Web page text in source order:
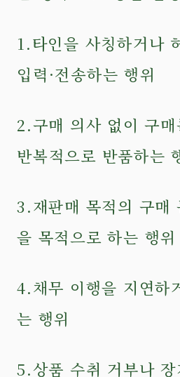
1.타인을 사칭하거나
입력·전송하는 행위
2.구매 의사 없이 구
반복적으로 반품하는
3.재판매 목적의 구매
을 목적으로 하는 행위
4.채무 이행을 지연하
는 행위
5.상품 수취 거부나